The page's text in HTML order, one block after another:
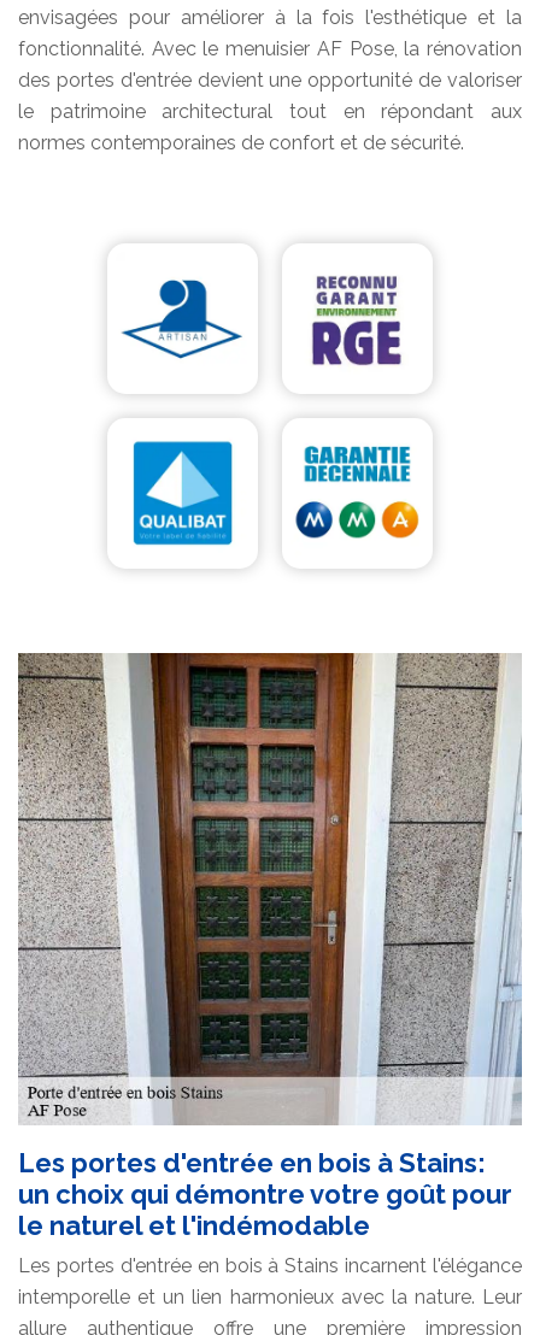
envisagées pour améliorer à la fois l'esthétique et la
fonctionnalité. Avec le menuisier AF Pose, la rénovation
des portes d'entrée devient une opportunité de valoriser
le patrimoine architectural tout en répondant aux
normes contemporaines de confort et de sécurité.
Les portes d'entrée en bois à Stains:
un choix qui démontre votre goût pour
le naturel et l'indémodable
Les portes d'entrée en bois à Stains incarnent l'élégance
intemporelle et un lien harmonieux avec la nature. Leur
allure authentique offre une première impression